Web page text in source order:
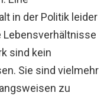
in der Politik leider
sind kein
Sie sind vielmehr
zu